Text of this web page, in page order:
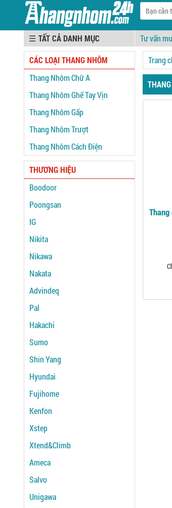
☰ Tư vấn
Trang
Thang
CÁC LOẠI THANG NHÔM
Thang Nhôm Chữ A
Thang Nhôm Ghế Tay Vịn
Thang Nhôm Gấp
Thang Nhôm Trượt
Thang Nhôm Cách Điện
THƯƠNG HIỆU
Boodoor
Poongsan
IG
Nikita
Nikawa
Nakata
Advindeq
Pal
Hakachi
Sumo
Shin Yang
Hyundai
Fujihome
Kenfon
Xstep
Xtend&Climb
Ameca
Salvo
Unigawa